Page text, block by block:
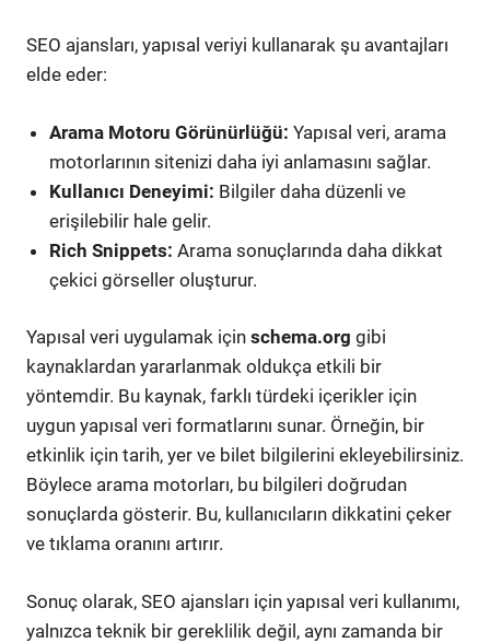
SEO ajansları, yapısal veriyi kullanarak şu avantajları
elde eder:
Arama Motoru Görünürlüğü: Yapısal veri, arama
motorlarının sitenizi daha iyi anlamasını sağlar.
Kullanıcı Deneyimi: Bilgiler daha düzenli ve
erişilebilir hale gelir.
Rich Snippets: Arama sonuçlarında daha dikkat
çekici görseller oluşturur.
Yapısal veri uygulamak için schema.org gibi
kaynaklardan yararlanmak oldukça etkili bir
yöntemdir. Bu kaynak, farklı türdeki içerikler için
uygun yapısal veri formatlarını sunar. Örneğin, bir
etkinlik için tarih, yer ve bilet bilgilerini ekleyebilirsiniz.
Böylece arama motorları, bu bilgileri doğrudan
sonuçlarda gösterir. Bu, kullanıcıların dikkatini çeker
ve tıklama oranını artırır.
Sonuç olarak, SEO ajansları için yapısal veri kullanımı,
yalnızca teknik bir gereklilik değil, aynı zamanda bir